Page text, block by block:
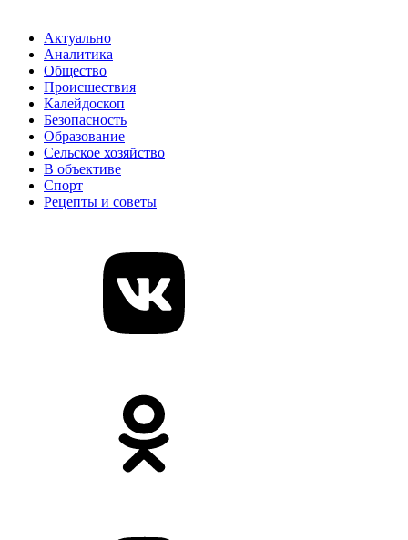
Актуально
Аналитика
Общество
Происшествия
Калейдоскоп
Безопасность
Образование
Сельское хозяйство
В объективе
Спорт
Рецепты и советы